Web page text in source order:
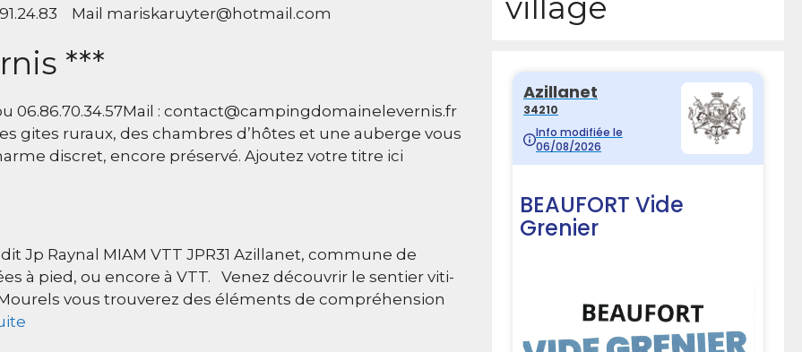
Mail mariskaruyter@hotmail.com
***
06.86.70.34.57Mail : contact@campingdomainelevernis.fr
gites ruraux, des chambres d’hôtes et une auberge vous
discret, encore préservé. Ajoutez votre titre ici
Jp Raynal MIAM VTT JPR31 Azillanet, commune de
à pied, ou encore à VTT. Venez découvrir le sentier viti-
vous trouverez des éléments de compréhension
village